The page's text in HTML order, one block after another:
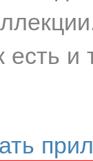
есть и